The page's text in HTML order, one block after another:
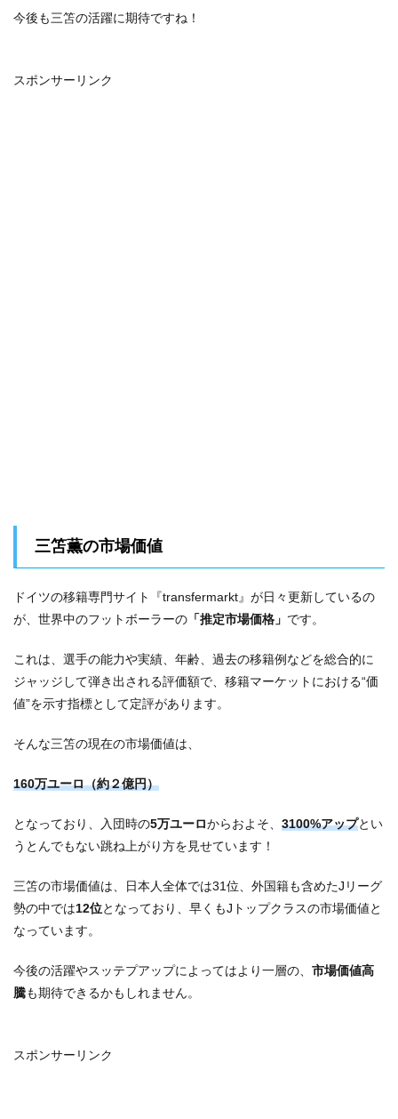
今後も三笘の活躍に期待ですね！
スポンサーリンク
三笘薫の市場価値
ドイツの移籍専門サイト『transfermarkt』が日々更新しているの
が、世界中のフットボーラーの 「推定市場価格」 です。
これは、選手の能力や実績、年齢、過去の移籍例などを総合的に
ジャッジして弾き出される評価額で、移籍マーケットにおける“価
値”を示す指標として定評があります。
そんな三笘の現在の市場価値は、
160万ユーロ（約２億円）
となっており、入団時の5万ユーロからおよそ、 3100%アップとい
うとんでもない跳ね上がり方を見せています！
三笘の市場価値は、日本人全体では31位、外国籍も含めたJリーグ
勢の中では12位となっており、早くもJトップクラスの市場価値と
なっています。
今後の活躍やスッテプアップによってはより一層の、 市場価値高
騰も期待できるかもしれません。
スポンサーリンク